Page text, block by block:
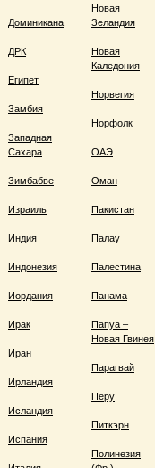
Доминикана
ДРК
Египет
Замбия
Западная
Сахара
Зимбабве
Израиль
Индия
Индонезия
Иордания
Ирак
Иран
Ирландия
Исландия
Испания
Новая
Зеландия
Новая
Каледония
Норвегия
Норфолк
ОАЭ
Оман
Пакистан
Палау
Палестина
Панама
Папуа –
Новая Гвинея
Парагвай
Перу
Питкэрн
Полинезия